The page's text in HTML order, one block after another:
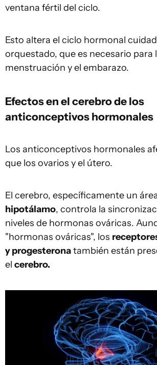
ventana fértil del ciclo.
Esto altera el ciclo hormonal
orquestado, que es necesario para
menstruación y el embarazo.
Efectos en el cerebro de los
anticonceptivos hormonales
Los anticonceptivos hormonales
que los ovarios y el útero.
El cerebro, específicamente un
hipotálamo, controla la
niveles de hormonas ováricas.
"hormonas ováricas", los
y progesteronatambién están
el cerebro.